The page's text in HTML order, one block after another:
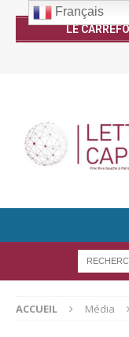
LE
ACCUEIL Média
Français